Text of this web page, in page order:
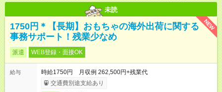
未読
NEW
1750円＊【長期】おもちゃの海外出荷に関する
事務サポート！残業少なめ
派遣 WEB登録・面接OK
給与
時給1750円 月収例 262,500円+残業代
交通費別途支給あり